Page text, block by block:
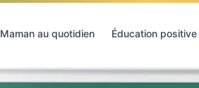
Maman au quotidien Éducation positive